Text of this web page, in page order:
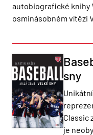
autobiografické knihy
osminásobném vítězi
sny
Classic
je